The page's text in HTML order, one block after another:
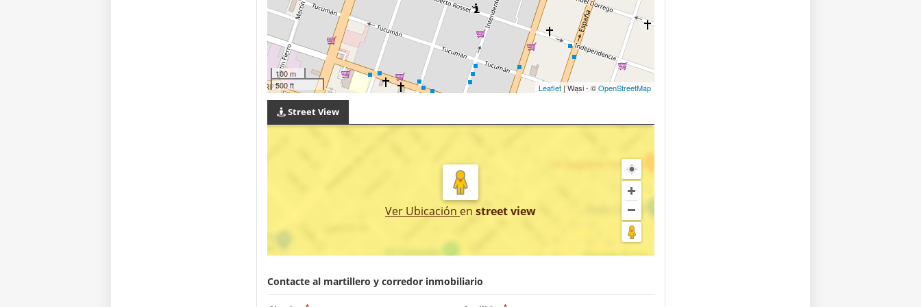
100 m
500 ft
Leaflet| Wasi - ©OpenStreetMap
Street View
Ver Ubicación en street view
Contacte al martillero y corredor inmobiliario